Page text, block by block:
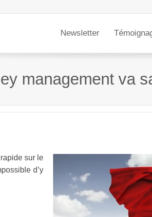
Newsletter
management va
sur le
d’y